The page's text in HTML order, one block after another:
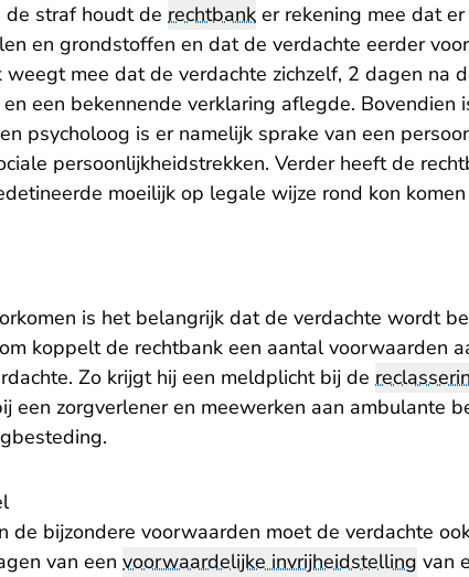
de straf houdt de rechtbank er rekening mee dat
en grondstoffen en dat de verdachte eerder
weegt mee dat de verdachte zichzelf, 2 dagen na
een bekennende verklaring aflegde. Bovendien
psycholoog is er namelijk sprake van een
persoonlijkheidstrekken. Verder heeft de
moeilijk op legale wijze rond kon
is het belangrijk dat de verdachte wordt
koppelt de rechtbank een aantal voorwaarden
Zo krijgt hij een meldplicht bij de
een zorgverlener en meewerken aan ambulante
de bijzondere voorwaarden moet de verdachte
van een voorwaardelijke invrijheidstelling van